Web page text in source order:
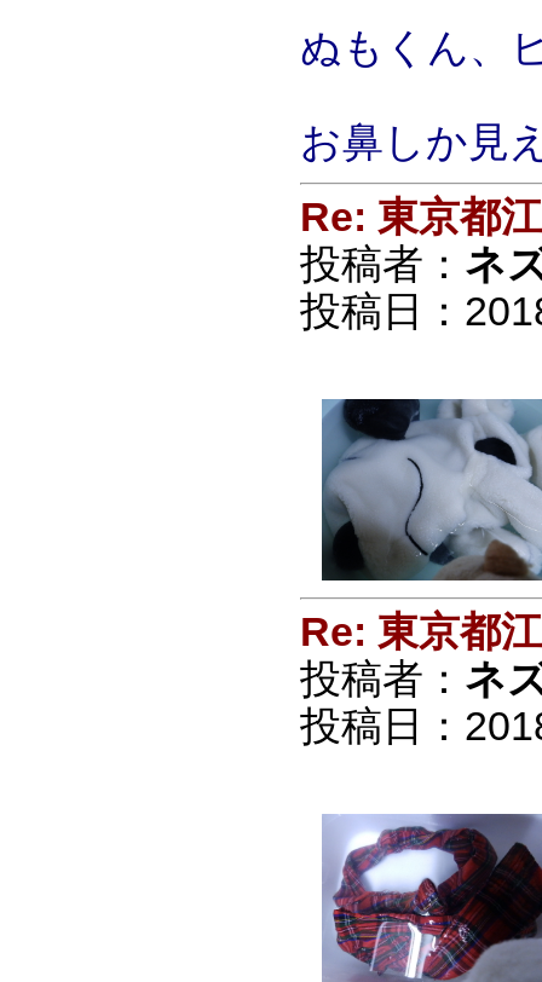
ぬもくん、
お鼻しか見
Re: 東京都
投稿者： ネ
投稿日：
Re: 東京都
投稿者： ネ
投稿日：